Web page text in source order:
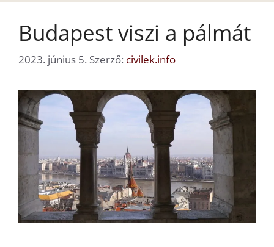
Budapest viszi a pálmát
2023. június 5. Szerző: civilek.info